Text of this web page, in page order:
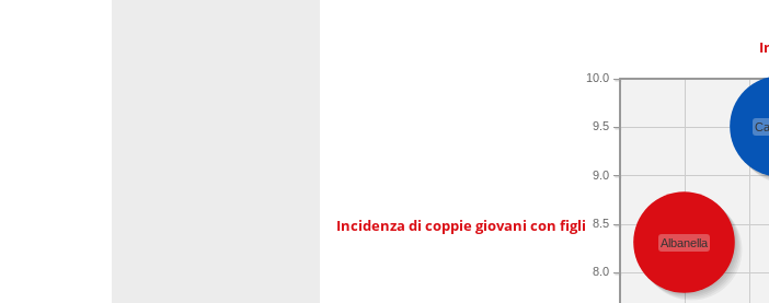
Incidenza di coppie giovani con figli
8.0
8.5
9.0
9.5
10.0
Albanella